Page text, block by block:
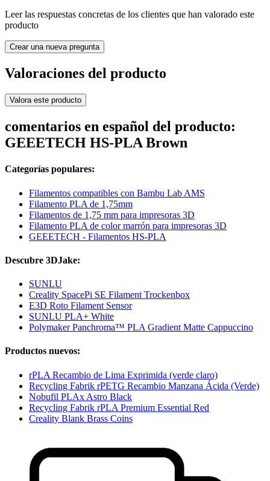
Leer las respuestas concretas de los clientes que han valorado este
producto
Crear una nueva pregunta
Valoraciones del producto
Valora este producto
comentarios en español del producto:
GEEETECH HS-PLA Brown
Categorías populares:
Filamentos compatibles con Bambu Lab AMS
Filamento PLA de 1,75mm
Filamentos de 1,75 mm para impresoras 3D
Filamento PLA de color marrón para impresoras 3D
GEEETECH - Filamentos HS-PLA
Descubre 3DJake:
SUNLU
Creality SpacePi SE Filament Trockenbox
E3D Roto Filament Sensor
SUNLU PLA+ White
Polymaker Panchroma™ PLA Gradient Matte Cappuccino
Productos nuevos:
rPLA Recambio de Lima Exprimida (verde claro)
Recycling Fabrik rPETG Recambio Manzana Ácida (Verde)
Nobufil PLAx Astro Black
Recycling Fabrik rPLA Premium Essential Red
Creality Blank Brass Coins